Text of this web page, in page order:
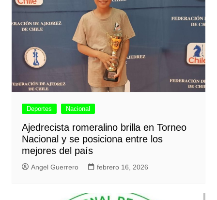
Deportes Nacional
Ajedrecista romeralino brilla en Torneo
Nacional y se posiciona entre los
mejores del país
Angel Guerrero febrero 16, 2026